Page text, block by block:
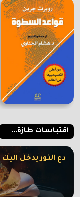
اقتباسات طازة...
دع النور يدخل